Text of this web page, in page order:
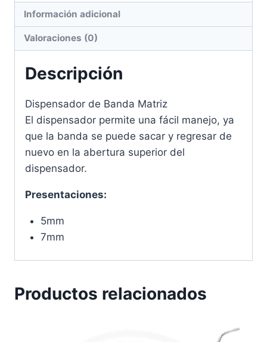
Información adicional
Valoraciones (0)
Descripción
Dispensador de Banda Matriz
El dispensador permite una fácil manejo, ya
que la banda se puede sacar y regresar de
nuevo en la abertura superior del
dispensador.
Presentaciones:
5mm
7mm
Productos relacionados